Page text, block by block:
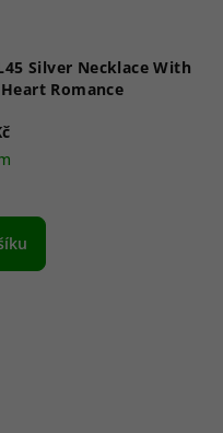
Silver Necklace With
Romance